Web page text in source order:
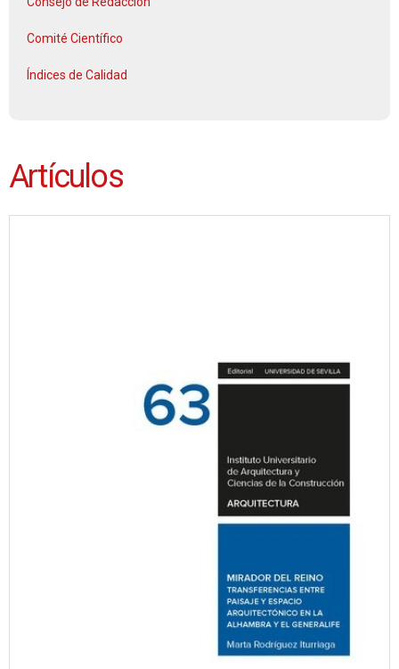
Comité Científico
Índices de Calidad
Artículos